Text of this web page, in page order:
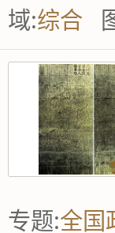
域:综合
专题:全国